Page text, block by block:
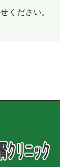
ください。